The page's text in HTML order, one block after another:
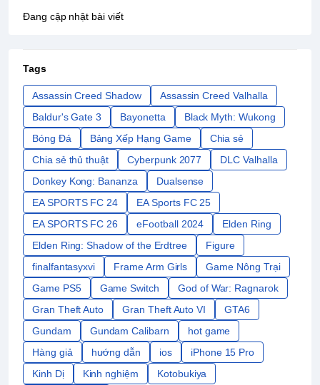
Đang cập nhật bài viết
Tags
Assassin Creed Shadow
Assassin Creed Valhalla
Baldur's Gate 3
Bayonetta
Black Myth: Wukong
Bóng Đá
Bảng Xếp Hạng Game
Chia sẻ
Chia sẻ thủ thuật
Cyberpunk 2077
DLC Valhalla
Donkey Kong: Bananza
Dualsense
EA SPORTS FC 24
EA Sports FC 25
EA SPORTS FC 26
eFootball 2024
Elden Ring
Elden Ring: Shadow of the Erdtree
Figure
finalfantasyxvi
Frame Arm Girls
Game Nông Trại
Game PS5
Game Switch
God of War: Ragnarok
Gran Theft Auto
Gran Theft Auto VI
GTA6
Gundam
Gundam Calibarn
hot game
Hàng giả
hướng dẫn ios
iPhone 15 Pro
Kinh Dị
Kinh nghiệm
Kotobukiya